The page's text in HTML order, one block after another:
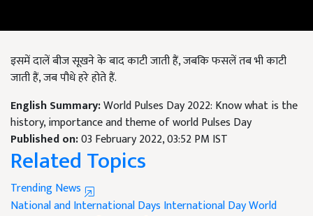
इसमें दालें बीज सूखने के बाद काटी जाती हैं, जबकि फसलें तब भी काटी
जाती हैं, जब पौधे हरे होते हैं.
English Summary:World Pulses Day 2022: Know what is the
history, importance and theme of world Pulses Day
Published on:03 February 2022, 03:52 PM IST
Related Topics
Trending News
National and International Days International DayWorld